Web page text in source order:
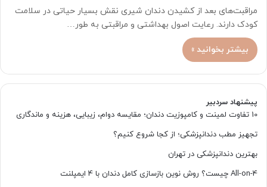
مراقبت‌های بعد از کشیدن دندان شیری نقش بسیار حیاتی در سلامت
کودک دارند. رعایت اصول بهداشتی و مراقبتی به طور…
بیشتر بخوانید »
پیشنهاد سردبیر
10 تفاوت لمینت و کامپوزیت دندان؛ مقایسه دوام، زیبایی، هزینه و ماندگاری
تجهیز مطب دندانپزشکی؛ از کجا شروع کنیم؟
بهترین دندانپزشکی در تهران
All-on-4 چیست؟ روش نوین بازسازی کامل دندان با 4 ایمپلنت